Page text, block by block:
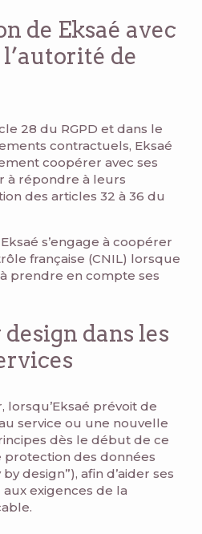
de Eksaé avec
de
28 du RGPD et dans le
contractuels, Eksaé
coopérer avec ses
à répondre à leurs
des articles 32 à 36 du
s’engage à coopérer
française (CNIL) lorsque
prendre en compte ses
dans les
lorsqu’Eksaé prévoit de
service ou une nouvelle
dès le début de ce
des données
design”), afin d’aider ses
exigences de la